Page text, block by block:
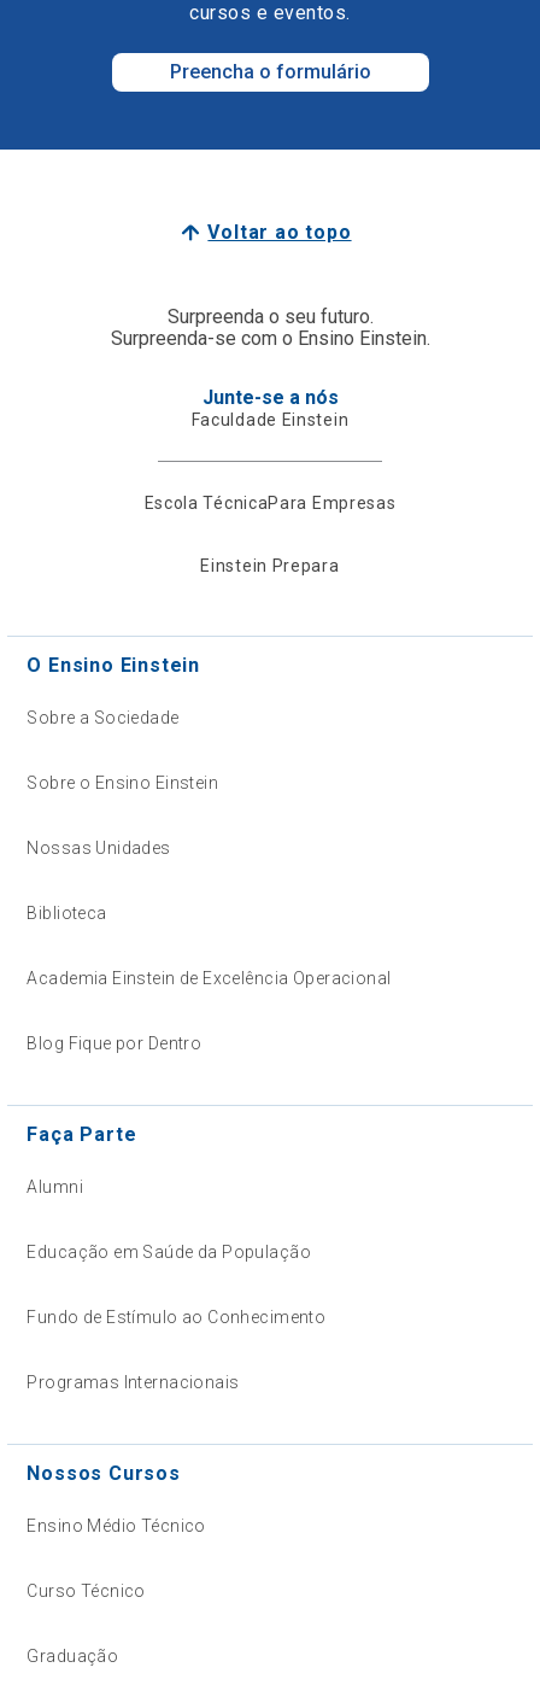
cursos e eventos.
Preencha o formulário
Voltar ao topo
Surpreenda o seu futuro.
Surpreenda-se com o Ensino Einstein.
Junte-se a nós
Faculdade Einstein
Escola TécnicaPara Empresas
Einstein Prepara
O Ensino Einstein
Sobre a Sociedade
Sobre o Ensino Einstein
Nossas Unidades
Biblioteca
Academia Einstein de Excelência Operacional
Blog Fique por Dentro
Faça Parte
Alumni
Educação em Saúde da População
Fundo de Estímulo ao Conhecimento
Programas Internacionais
Nossos Cursos
Ensino Médio Técnico
Curso Técnico
Graduação